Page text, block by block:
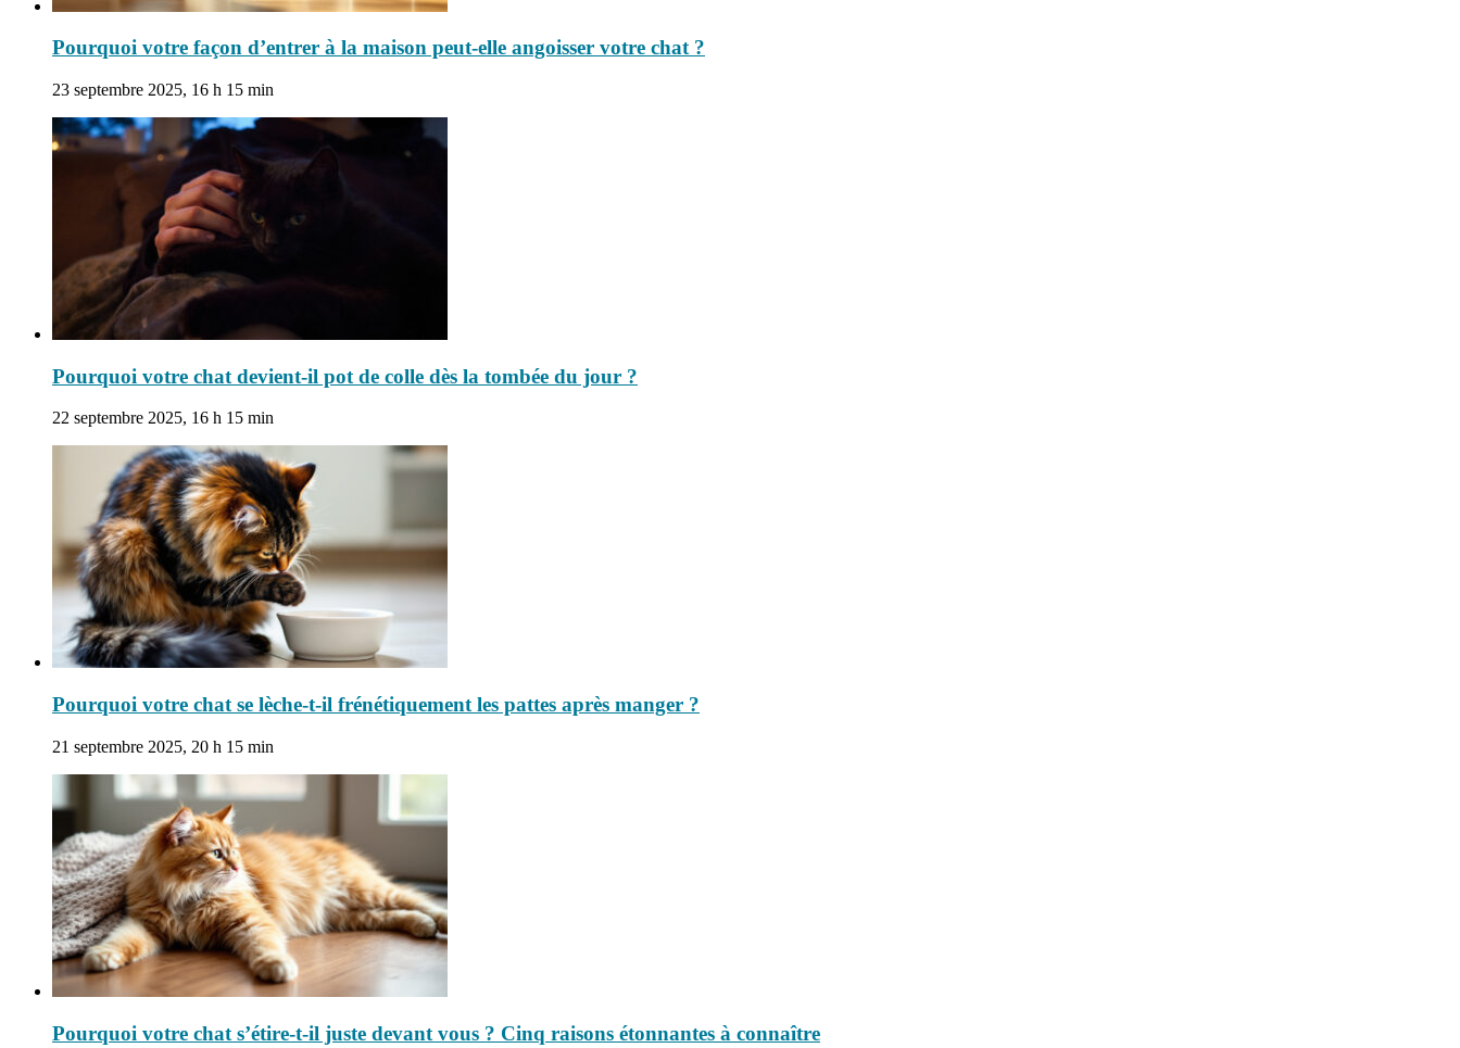
Pourquoi votre façon d’entrer à la maison peut-elle angoisser votre chat ?
23 septembre 2025, 16 h 15 min
Pourquoi votre chat devient-il pot de colle dès la tombée du jour ?
22 septembre 2025, 16 h 15 min
Pourquoi votre chat se lèche-t-il frénétiquement les pattes après manger ?
21 septembre 2025, 20 h 15 min
Pourquoi votre chat s’étire-t-il juste devant vous ? Cinq raisons étonnantes à connaître